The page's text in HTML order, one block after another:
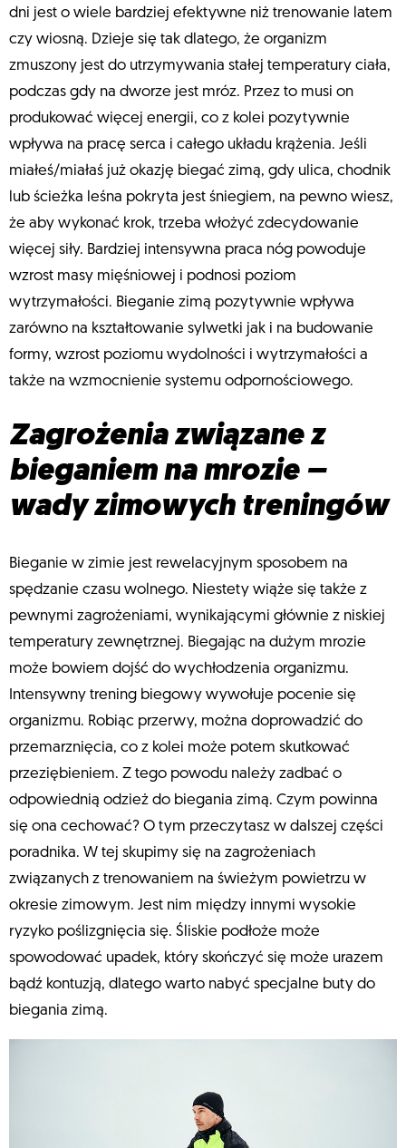
dni jest o wiele bardziej efektywne niż trenowanie latem
czy wiosną. Dzieje się tak dlatego, że organizm
zmuszony jest do utrzymywania stałej temperatury ciała,
podczas gdy na dworze jest mróz. Przez to musi on
produkować więcej energii, co z kolei pozytywnie
wpływa na pracę serca i całego układu krążenia. Jeśli
miałeś/miałaś już okazję biegać zimą, gdy ulica, chodnik
lub ścieżka leśna pokryta jest śniegiem, na pewno wiesz,
że aby wykonać krok, trzeba włożyć zdecydowanie
więcej siły. Bardziej intensywna praca nóg powoduje
wzrost masy mięśniowej i podnosi poziom
wytrzymałości. Bieganie zimą pozytywnie wpływa
zarówno na kształtowanie sylwetki jak i na budowanie
formy, wzrost poziomu wydolności i wytrzymałości a
także na wzmocnienie systemu odpornościowego.
Zagrożenia związane z
bieganiem na mrozie –
wady zimowych treningów
Bieganie w zimie jest rewelacyjnym sposobem na
spędzanie czasu wolnego. Niestety wiąże się także z
pewnymi zagrożeniami, wynikającymi głównie z niskiej
temperatury zewnętrznej. Biegając na dużym mrozie
może bowiem dojść do wychłodzenia organizmu.
Intensywny trening biegowy wywołuje pocenie się
organizmu. Robiąc przerwy, można doprowadzić do
przemarznięcia, co z kolei może potem skutkować
przeziębieniem. Z tego powodu należy zadbać o
odpowiednią odzież do biegania zimą. Czym powinna
się ona cechować? O tym przeczytasz w dalszej części
poradnika. W tej skupimy się na zagrożeniach
związanych z trenowaniem na świeżym powietrzu w
okresie zimowym. Jest nim między innymi wysokie
ryzyko poślizgnięcia się. Śliskie podłoże może
spowodować upadek, który skończyć się może urazem
bądź kontuzją, dlatego warto nabyć specjalne buty do
biegania zimą.